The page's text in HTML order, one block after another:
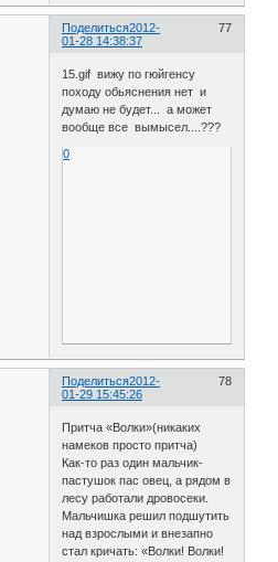
Поделиться 77
2012-
01-28 14:38:37
15.gif вижу по гюйгенсу
походу обьяснения нет и
думаю не будет... а может
вообще все вымысел....???
0
Поделиться 78
2012-
01-29 15:45:26
Притча «Волки»(никаких
намеков просто притча)
Как-то раз один мальчик-
пастушок пас овец, а рядом в
лесу работали дровосеки.
Мальчишка решил подшутить
над взрослыми и внезапно
стал кричать: «Волки! Волки!